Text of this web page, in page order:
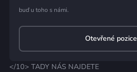
</10> TADY NÁS NAJDETE
buď u toho s námi.
Otevřené pozice